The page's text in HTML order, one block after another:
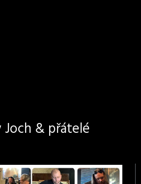
Joch & přátelé